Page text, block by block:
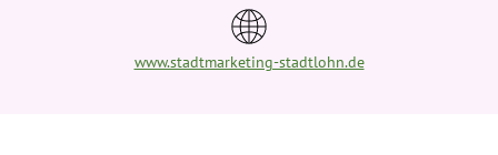
www.stadtmarketing-stadtlohn.de